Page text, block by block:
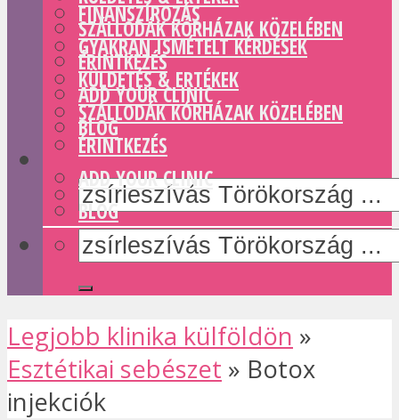
SZÁLLODÁK KÓRHÁZAK KÖZELÉBEN
ÉRINTKEZÉS
ADD YOUR CLINIC
BLOG
FINANSZÍROZÁS
GYAKRAN ISMÉTELT KÉRDÉSEK
KÜLDETÉS & ERTÉKEK
SZÁLLODÁK KÓRHÁZAK KÖZELÉBEN
ÉRINTKEZÉS
ADD YOUR CLINIC
BLOG
Legjobb klinika külföldön »
Esztétikai sebészet » Botox
injekciók